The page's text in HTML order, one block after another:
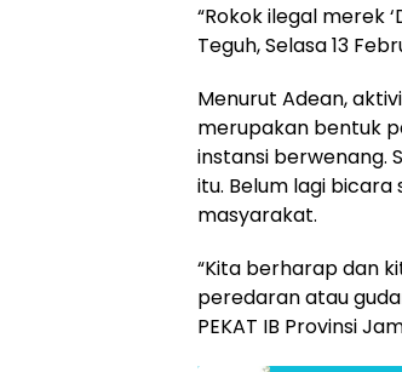
“Rokok ilegal merek
Teguh, Selasa 13
Menurut Adean,
merupakan bentuk
instansi berwenang.
itu. Belum lagi
masyarakat.
“Kita berharap dan
peredaran atau
PEKAT IB Provinsi